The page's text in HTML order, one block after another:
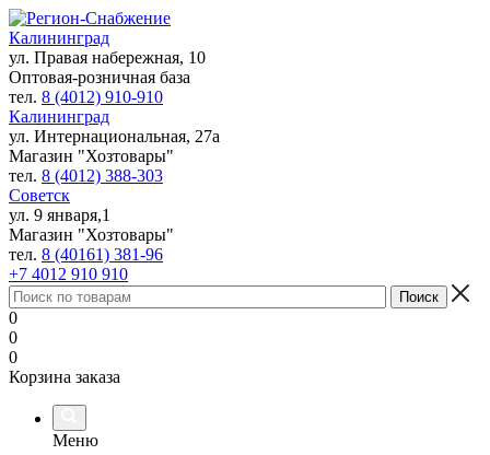
Калининград
ул. Правая набережная, 10
Оптовая-розничная база
тел. 8 (4012) 910-910
Калининград
ул. Интернациональная, 27а
Магазин "Хозтовары"
тел. 8 (4012) 388-303
Советск
ул. 9 января,1
Магазин "Хозтовары"
тел. 8 (40161) 381-96
+7 4012 910 910
0
0
0
Корзина заказа
Меню